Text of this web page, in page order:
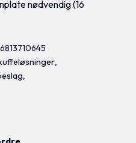
nødvendig (16
,
,